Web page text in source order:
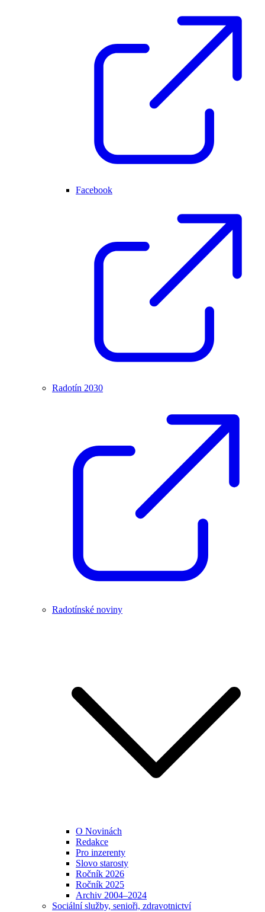
Facebook
Radotín 2030
Radotínské noviny
O Novinách
Redakce
Pro inzerenty
Slovo starosty
Ročník 2026
Ročník 2025
Archiv 2004–2024
Sociální služby, senioři, zdravotnictví